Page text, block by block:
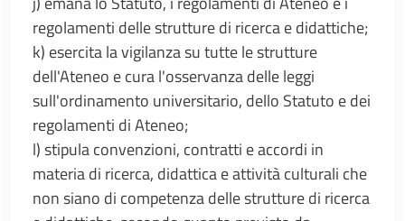
regolamenti delle strutture di ricerca e didattiche;
k) esercita la vigilanza su tutte le strutture
dell'Ateneo e cura l'osservanza delle leggi
sull'ordinamento universitario, dello Statuto e dei
regolamenti di Ateneo;
l) stipula convenzioni, contratti e accordi in
materia di ricerca, didattica e attività culturali che
non siano di competenza delle strutture di ricerca